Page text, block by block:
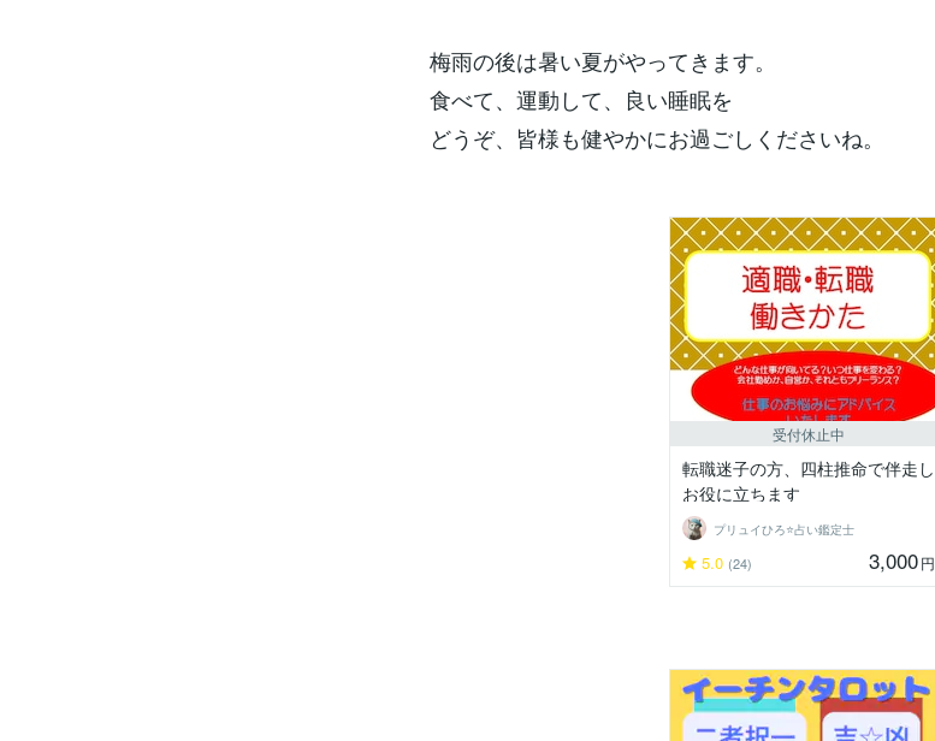
梅雨の後は暑い夏がやってきます。
食べて、運動して、良い睡眠を
どうぞ、皆様も健やかにお過ごしくださいね。
受付休止中
転職迷子の方、四柱推命で伴走し
お役に立ちます
プリュイひろ⭐️占い鑑定士
5.0 (24) 3,000円